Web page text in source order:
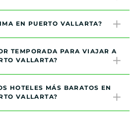
EN PUERTO VALLARTA?
TEMPORADA PARA VIAJAR A
VALLARTA?
HOTELES MÁS BARATOS EN
VALLARTA?